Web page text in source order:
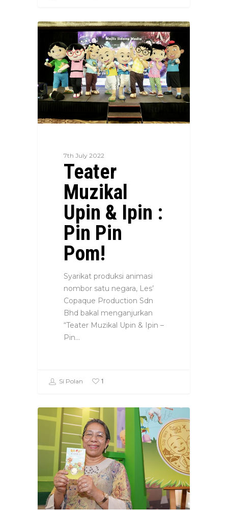
7th July 2022
Teater
Muzikal
Upin & Ipin :
Pin Pin
Pom!
Syarikat produksi animasi
nombor satu negara, Les’
Copaque Production Sdn
Bhd bakal menganjurkan
“Teater Muzikal Upin & Ipin –
Pin…
Si Polan 1